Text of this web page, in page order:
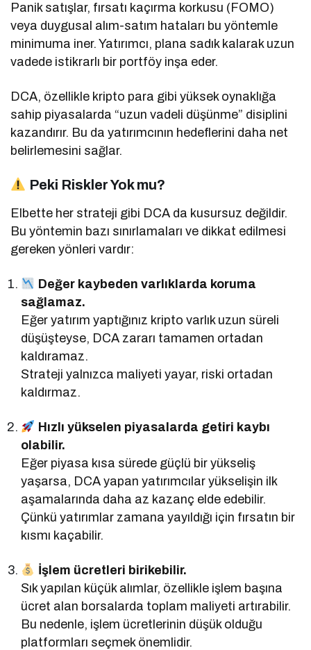
Panik satışlar, fırsatı kaçırma korkusu (FOMO)
veya duygusal alım-satım hataları bu yöntemle
minimuma iner. Yatırımcı, plana sadık kalarak uzun
vadede istikrarlı bir portföy inşa eder.
DCA, özellikle kripto para gibi yüksek oynaklığa
sahip piyasalarda “uzun vadeli düşünme” disiplini
kazandırır. Bu da yatırımcının hedeflerini daha net
belirlemesini sağlar.
Peki Riskler Yok mu?
Elbette her strateji gibi DCA da kusursuz değildir.
Bu yöntemin bazı sınırlamaları ve dikkat edilmesi
gereken yönleri vardır:
Değer kaybeden varlıklarda koruma
sağlamaz.
Eğer yatırım yaptığınız kripto varlık uzun süreli
düşüşteyse, DCA zararı tamamen ortadan
kaldıramaz.
Strateji yalnızca maliyeti yayar, riski ortadan
kaldırmaz.
Hızlı yükselen piyasalarda getiri kaybı
olabilir.
Eğer piyasa kısa sürede güçlü bir yükseliş
yaşarsa, DCA yapan yatırımcılar yükselişin ilk
aşamalarında daha az kazanç elde edebilir.
Çünkü yatırımlar zamana yayıldığı için fırsatın bir
kısmı kaçabilir.
İşlem ücretleri birikebilir.
Sık yapılan küçük alımlar, özellikle işlem başına
ücret alan borsalarda toplam maliyeti artırabilir.
Bu nedenle, işlem ücretlerinin düşük olduğu
platformları seçmek önemlidir.